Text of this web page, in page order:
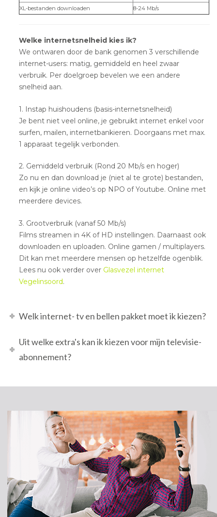
XL-bestanden downloaden
8-24 Mb/s
Welke internetsnelheid kies ik?
We ontwaren door de bank genomen 3 verschillende
internet-users: matig, gemiddeld en heel zwaar
verbruik. Per doelgroep bevelen we een andere
snelheid aan.
1. Instap huishoudens (basis-internetsnelheid)
Je bent niet veel online, je gebruikt internet enkel voor
surfen, mailen, internetbankieren. Doorgaans met max.
1 apparaat tegelijk verbonden.
2. Gemiddeld verbruik (Rond 20 Mb/s en hoger)
Zo nu en dan download je (niet al te grote) bestanden,
en kijk je online video’s op NPO of Youtube. Online met
meerdere devices.
3. Grootverbruik (vanaf 50 Mb/s)
Films streamen in 4K of HD instellingen. Daarnaast ook
downloaden en uploaden. Online gamen / multiplayers.
Dit kan met meerdere mensen op hetzelfde ogenblik.
Lees nu ook verder over Glasvezel internet
Vegelinsoord.
Welk internet- tv en bellen pakket moet ik kiezen?
Uit welke extra's kan ik kiezen voor mijn televisie-
abonnement?